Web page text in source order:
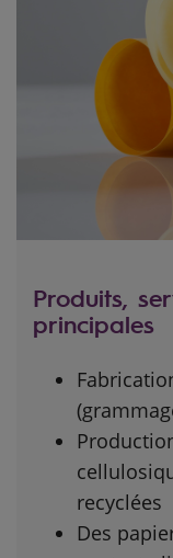
Produits,
principales
recyclées
Des